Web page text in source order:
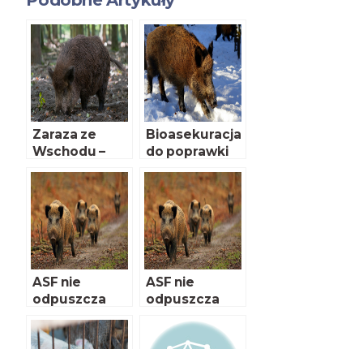
Zaraza ze
Wschodu –
cztery lata
później
Bioasekuracja
do poprawki
ASF nie
odpuszcza
ASF nie
odpuszcza